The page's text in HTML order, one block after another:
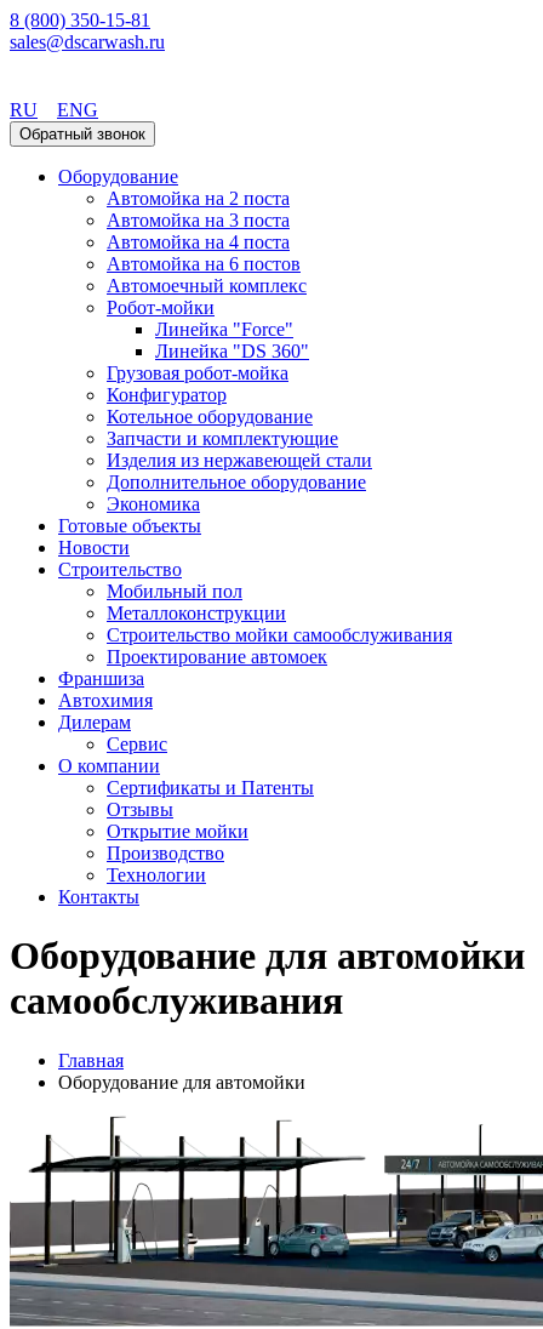
8 (800) 350-15-81
sales@dscarwash.ru
RU
ENG
Обратный звонок
Оборудование
Автомойка на 2 поста
Автомойка на 3 поста
Автомойка на 4 поста
Автомойка на 6 постов
Автомоечный комплекс
Робот-мойки
Линейка "Force"
Линейка "DS 360"
Грузовая робот-мойка
Конфигуратор
Котельное оборудование
Запчасти и комплектующие
Изделия из нержавеющей стали
Дополнительное оборудование
Экономика
Готовые объекты
Новости
Строительство
Мобильный пол
Металлоконструкции
Строительство мойки самообслуживания
Проектирование автомоек
Франшиза
Автохимия
Дилерам
Сервис
О компании
Сертификаты и Патенты
Отзывы
Открытие мойки
Производство
Технологии
Контакты
Оборудование для автомойки
самообслуживания
Главная
Оборудование для автомойки